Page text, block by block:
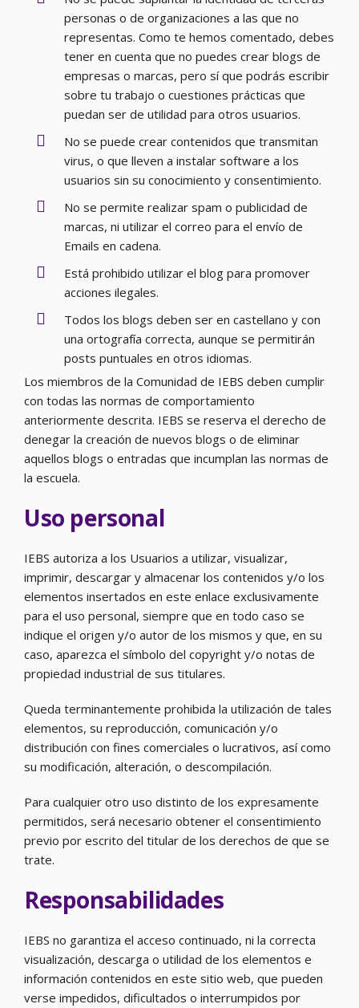
personas o de organizaciones a las que no
representas. Como te hemos comentado, debes
tener en cuenta que no puedes crear blogs de
empresas o marcas, pero sí que podrás escribir
sobre tu trabajo o cuestiones prácticas que
puedan ser de utilidad para otros usuarios.
No se puede crear contenidos que transmitan
virus, o que lleven a instalar software a los
usuarios sin su conocimiento y consentimiento.
No se permite realizar spam o publicidad de
marcas, ni utilizar el correo para el envío de
Emails en cadena.
Está prohibido utilizar el blog para promover
acciones ilegales.
Todos los blogs deben ser en castellano y con
una ortografía correcta, aunque se permitirán
posts puntuales en otros idiomas.
Los miembros de la Comunidad de IEBS deben cumplir
con todas las normas de comportamiento
anteriormente descrita. IEBS se reserva el derecho de
denegar la creación de nuevos blogs o de eliminar
aquellos blogs o entradas que incumplan las normas de
la escuela.
Uso personal
IEBS autoriza a los Usuarios a utilizar, visualizar,
imprimir, descargar y almacenar los contenidos y/o los
elementos insertados en este enlace exclusivamente
para el uso personal, siempre que en todo caso se
indique el origen y/o autor de los mismos y que, en su
caso, aparezca el símbolo del copyright y/o notas de
propiedad industrial de sus titulares.
Queda terminantemente prohibida la utilización de tales
elementos, su reproducción, comunicación y/o
distribución con fines comerciales o lucrativos, así como
su modificación, alteración, o descompilación.
Para cualquier otro uso distinto de los expresamente
permitidos, será necesario obtener el consentimiento
previo por escrito del titular de los derechos de que se
trate.
Responsabilidades
IEBS no garantiza el acceso continuado, ni la correcta
visualización, descarga o utilidad de los elementos e
información contenidos en este sitio web, que pueden
verse impedidos, dificultados o interrumpidos por